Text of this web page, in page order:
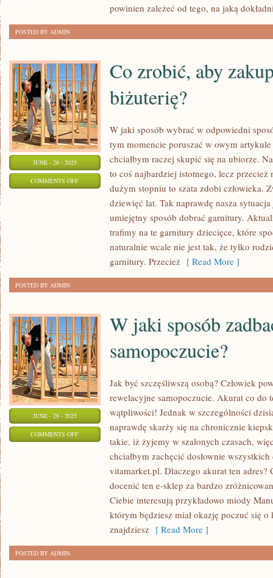
powinien zależeć od tego, na jaką
POSTED BY ADMIN
JUNE - 28 - 2025
COMMENTS OFFON
Co zrobić, aby
biżuterię?
W jaki sposób wybrać w odpowiedni
tym momencie poruszać w owym
chciałbym raczej skupić się na ubiorze.
to coś najbardziej istotnego, lecz
dużym stopniu to szata zdobi człowieka.
dziewięć lat. Tak naprawdę nasza
umiejętny sposób dobrać garnitury.
trafimy na te garnitury dziecięce, które
naturalnie wcale nie jest tak, że tylko
garnitury. Przecież [ Read More ]
POSTED BY ADMIN
JUNE - 28 - 2025
COMMENTS OFFON
W jaki sposób
samopoczucie?
Jak być szczęśliwszą osobą? Człowiek
rewelacyjne samopoczucie. Akurat co do
wątpliwości! Jednak w szczególności
naprawdę skarży się na chronicznie
takie, iż żyjemy w szalonych czasach,
chciałbym zachęcić dosłownie
vitamarket.pl. Dlaczego akurat ten adres?
docenić ten e-sklep za bardzo
Ciebie interesują przykładowo miody
którym będziesz miał okazję poczuć się
znajdziesz [ Read More ]
POSTED BY ADMIN